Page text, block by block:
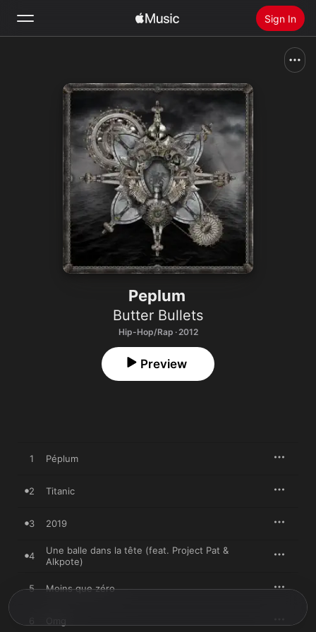
Sign In
Home
Radio
Install Apple Music
Peplum
Butter Bullets
Hip-Hop/Rap · 2012
Preview
1 Péplum
2 Titanic
3 2019
4
Une balle dans la tête (feat. Project Pat &
Alkpote)
5 Moins que zéro
Omg